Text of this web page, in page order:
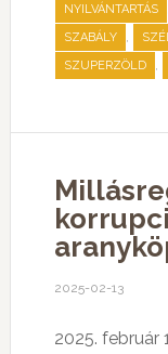
NYILVÁNTARTÁS
SZABÁLY ,
SZUPERZÖLD ,
2025-02-13
2025. február